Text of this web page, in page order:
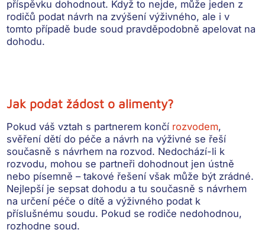
příspěvku dohodnout. Když to nejde, může jeden z
rodičů podat návrh na zvýšení výživného, ale i v
tomto případě bude soud pravděpodobně apelovat na
dohodu.
Jak podat žádost o alimenty?
Pokud váš vztah s partnerem končí rozvodem,
svěření dětí do péče a návrh na výživné se řeší
současně s návrhem na rozvod. Nedochází-li k
rozvodu, mohou se partneři dohodnout jen ústně
nebo písemně – takové řešení však může být zrádné.
Nejlepší je sepsat dohodu a tu současně s návrhem
na určení péče o dítě a výživného podat k
příslušnému soudu. Pokud se rodiče nedohodnou,
rozhodne soud.